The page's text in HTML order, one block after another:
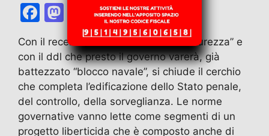
F
a
c
e
b
o
o
st
o
d
o
n
E
m
ai
l
T
el
e
gr
a
m
W
h
at
s
A
p
p
T
w
itt
er
o
n
di
vi
di
Con il recente, ennesimo decreto “sicurezza” e
con il ddl che presto il governo varerà, già
battezzato “blocco navale”, si chiude il cerchio
che completa l’edificazione dello Stato penale,
del controllo, della sorveglianza. Le norme
governative vanno lette come segmenti di un
progetto liberticida che è composto anche di